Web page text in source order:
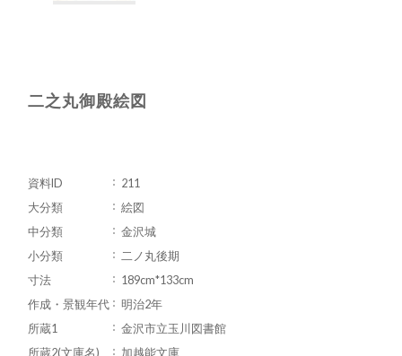
二之丸御殿絵図
資料ID
211
大分類
絵図
中分類
金沢城
小分類
二ノ丸後期
寸法
189cm*133cm
作成・景観年代
明治2年
所蔵1
金沢市立玉川図書館
所蔵2(文庫名)
加越能文庫